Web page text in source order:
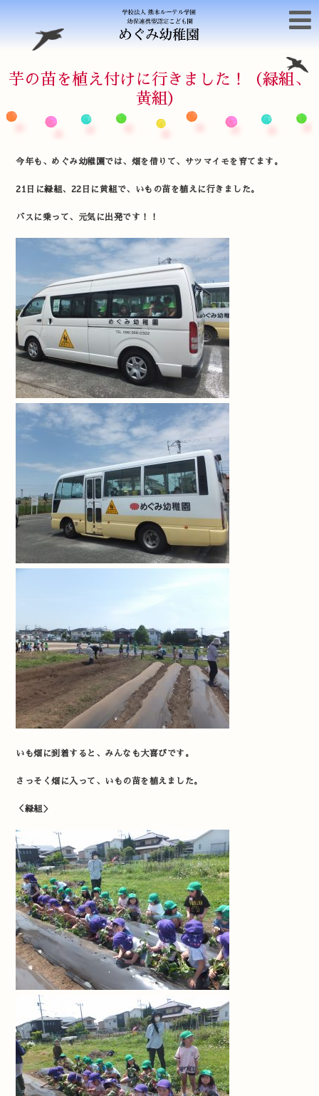
芋の苗を植え付けに行きました！（緑組、
黄組）
今年も、めぐみ幼稚園では、畑を借りて、サツマイモを育てます。
21日に緑組、22日に黄組で、いもの苗を植えに行きました。
バスに乗って、元気に出発です！！
いも畑に到着すると、みんなも大喜びです。
さっそく畑に入って、いもの苗を植えました。
＜緑組＞